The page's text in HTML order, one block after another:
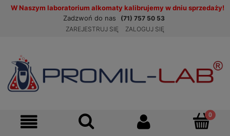
W Naszym laboratorium alkomaty kalibrujemy w dniu sprzedaży!
Zadzwoń do nas
(71) 757 50 53
ZAREJESTRUJ SIĘ
ZALOGUJ SIĘ